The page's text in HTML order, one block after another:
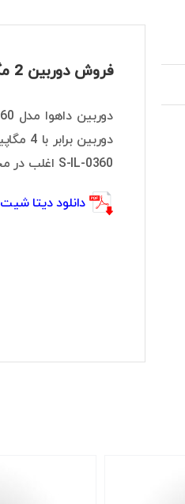
فروش دوربین 2 مگاپیکسل داهوا مدل DH-IPC-HFW2449S-S-IL-0360
دوربین داهوا مدل DH-IPC-HFW2449S-S-IL-0360 از سری
S-IL-0360 اغلب در محیط‌های بیرونی مورد استفاده قرار می‌گیرد.
دانلود دیتا شیت DH-IPC-HFW2449S-S-IL-0360